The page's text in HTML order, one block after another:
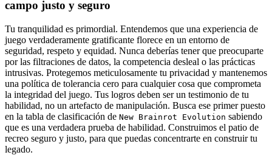
campo justo y seguro
Tu tranquilidad es primordial. Entendemos que una experiencia de
juego verdaderamente gratificante florece en un entorno de
seguridad, respeto y equidad. Nunca deberías tener que preocuparte
por las filtraciones de datos, la competencia desleal o las prácticas
intrusivas. Protegemos meticulosamente tu privacidad y mantenemos
una política de tolerancia cero para cualquier cosa que comprometa
la integridad del juego. Tus logros deben ser un testimonio de tu
habilidad, no un artefacto de manipulación. Busca ese primer puesto
en la tabla de clasificación de New Brainrot Evolution sabiendo
que es una verdadera prueba de habilidad. Construimos el patio de
recreo seguro y justo, para que puedas concentrarte en construir tu
legado.